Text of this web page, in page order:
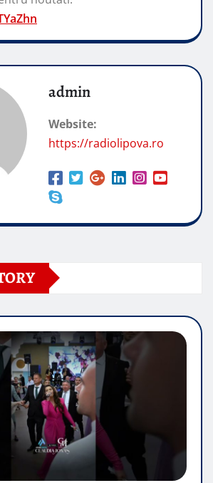
admin
Website:
https://radiolipova.ro